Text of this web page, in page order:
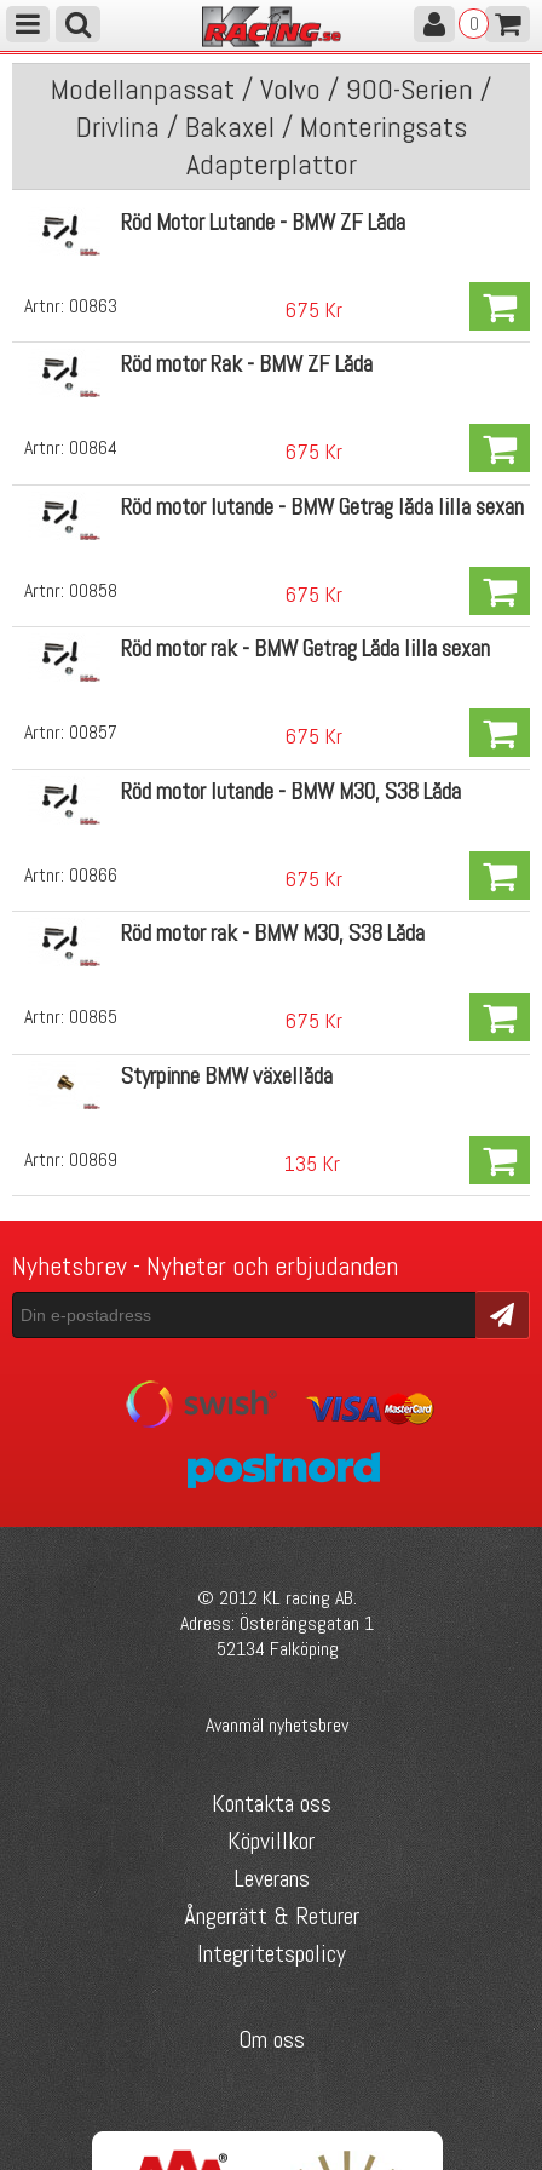
0
Modellanpassat / Volvo / 900-Serien /
Drivlina / Bakaxel / Monteringsats
Adapterplattor
Artnr: 00863
Röd Motor Lutande - BMW ZF Låda
675 Kr
Artnr: 00864
Röd motor Rak - BMW ZF Låda
675 Kr
Artnr: 00858
Röd motor lutande - BMW Getrag låda lilla sexan
675 Kr
Artnr: 00857
Röd motor rak - BMW Getrag Låda lilla sexan
675 Kr
Artnr: 00866
Röd motor lutande - BMW M30, S38 Låda
675 Kr
Artnr: 00865
Röd motor rak - BMW M30, S38 Låda
675 Kr
Artnr: 00869
Styrpinne BMW växellåda
135 Kr
Nyhetsbrev - Nyheter och erbjudanden
Skicka
© 2012 KL racing AB.
Adress: Österängsgatan 1
52134 Falköping
Avanmäl nyhetsbrev
Kontakta oss
Köpvillkor
Leverans
Ångerrätt & Returer
Integritetspolicy
Om oss